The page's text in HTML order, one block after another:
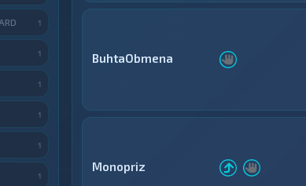
BuhtaObmena
Monopriz
1
1
1
1
1
1